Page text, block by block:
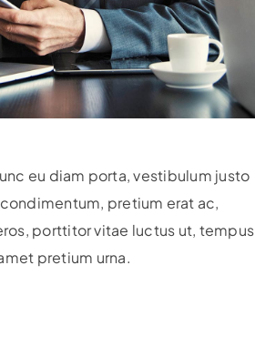
eu diam porta, vestibulum justo
pretium erat ac,
porttitor vitae luctus ut, tempus
pretium urna.